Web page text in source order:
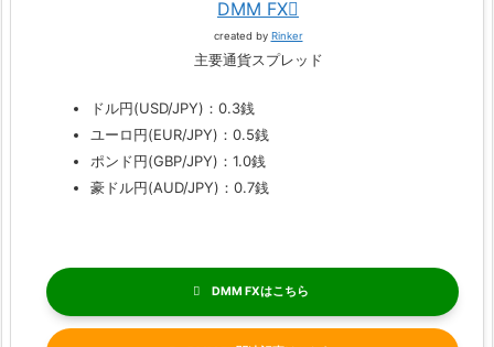
DMM FX
created by Rinker
主要通貨スプレッド
ドル円(USD/JPY)：0.3銭
ユーロ円(EUR/JPY)：0.5銭
ポンド円(GBP/JPY)：1.0銭
豪ドル円(AUD/JPY)：0.7銭
DMM FX